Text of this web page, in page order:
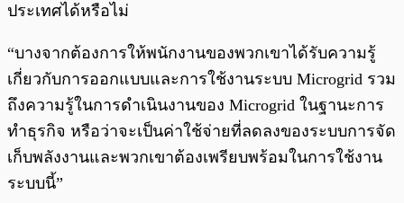
ประเทศได้หรือไม่
“บางจากต้องการให้พนักงานของพวกเขาได้รับความรู้
เกี่ยวกับการออกแบบและการใช้งานระบบ Microgrid รวม
ถึงความรู้ในการดำเนินงานของ Microgrid ในฐานะการ
ทำธุรกิจ หรือว่าจะเป็นค่าใช้จ่ายที่ลดลงของระบบการจัด
เก็บพลังงานและพวกเขาต้องเพรียบพร้อมในการใช้งาน
ระบบนี้”